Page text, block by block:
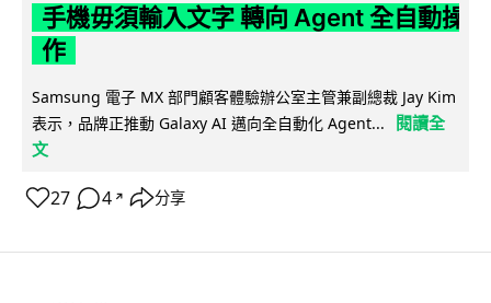
手機毋須輸入文字 轉向 Agent 全自動操
作
Samsung 電子 MX 部門顧客體驗辦公室主管兼副總裁 Jay Kim
表示，品牌正推動 Galaxy AI 邁向全自動化 Agent...
閱讀全
文
27 4 ↗ 分享